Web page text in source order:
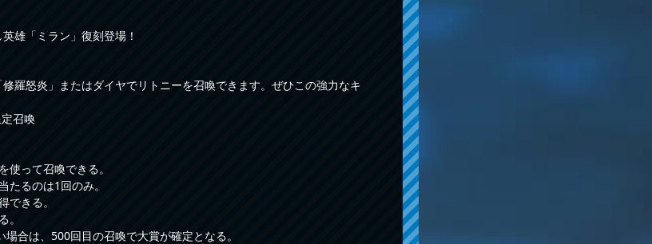
雄「ミラン」復刻登場！
羅怒炎」またはダイヤでリトニーを召喚できます。ぜひこの強力なキ
召喚
使って召喚できる。
たるのは1回のみ。
できる。
。
合は、500回目の召喚で大賞が確定となる。